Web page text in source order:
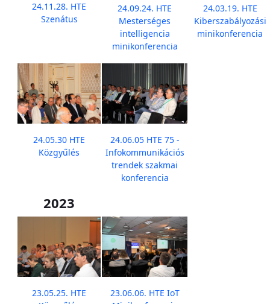
24.11.28. HTE
Szenátus
24.09.24. HTE
Mesterséges
intelligencia
minikonferencia
24.03.19. HTE
Kiberszabályozási
minikonferencia
24.05.30 HTE
Közgyűlés
24.06.05 HTE 75 -
Infokommunikációs
trendek szakmai
konferencia
2023
23.05.25. HTE
23.06.06. HTE IoT